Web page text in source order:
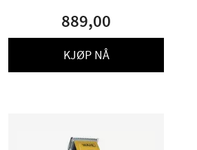
889,00
KJØP NÅ